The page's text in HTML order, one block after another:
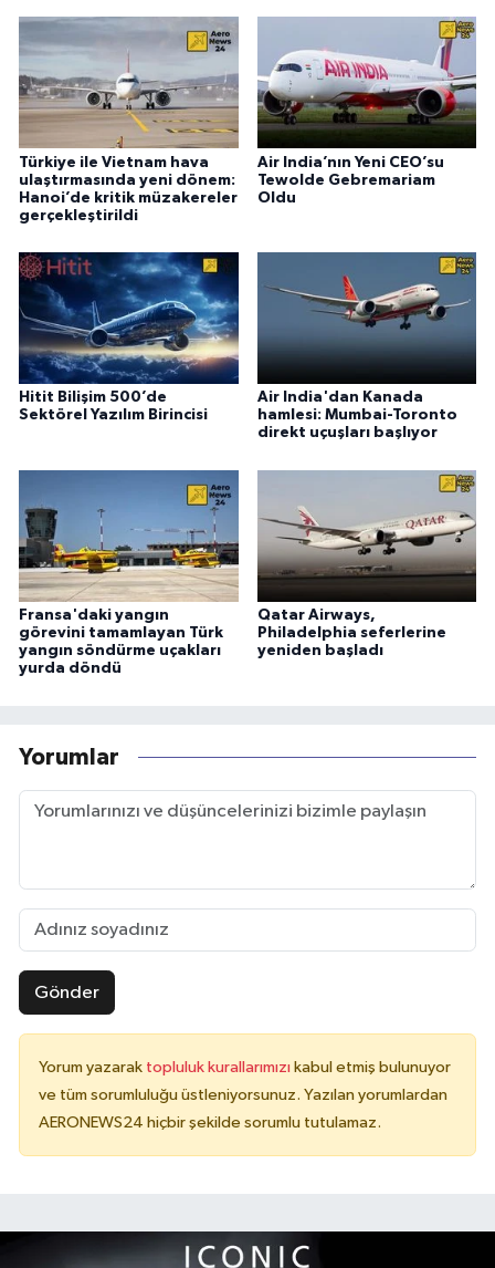
Türkiye ile Vietnam hava
ulaştırmasında yeni dönem:
Hanoi’de kritik müzakereler
gerçekleştirildi
Air India’nın Yeni CEO’su
Tewolde Gebremariam
Oldu
Hitit Bilişim 500’de
Sektörel Yazılım Birincisi
Air India'dan Kanada
hamlesi: Mumbai-Toronto
direkt uçuşları başlıyor
Fransa'daki yangın
görevini tamamlayan Türk
yangın söndürme uçakları
yurda döndü
Qatar Airways,
Philadelphia seferlerine
yeniden başladı
Yorumlar
Gönder
Yorum yazarak topluluk kurallarımızı kabul etmiş bulunuyor
ve tüm sorumluluğu üstleniyorsunuz. Yazılan yorumlardan
AERONEWS24 hiçbir şekilde sorumlu tutulamaz.